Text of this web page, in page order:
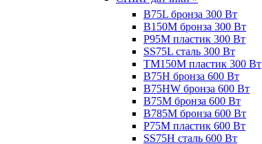
B75L бронза 300 Вт
B150M бронза 300 Вт
P95M пластик 300 Вт
SS75L сталь 300 Вт
TM150M пластик 300 Вт
B75H бронза 600 Вт
B75HW бронза 600 Вт
B75M бронза 600 Вт
B785M бронза 600 Вт
P75M пластик 600 Вт
SS75H сталь 600 Вт